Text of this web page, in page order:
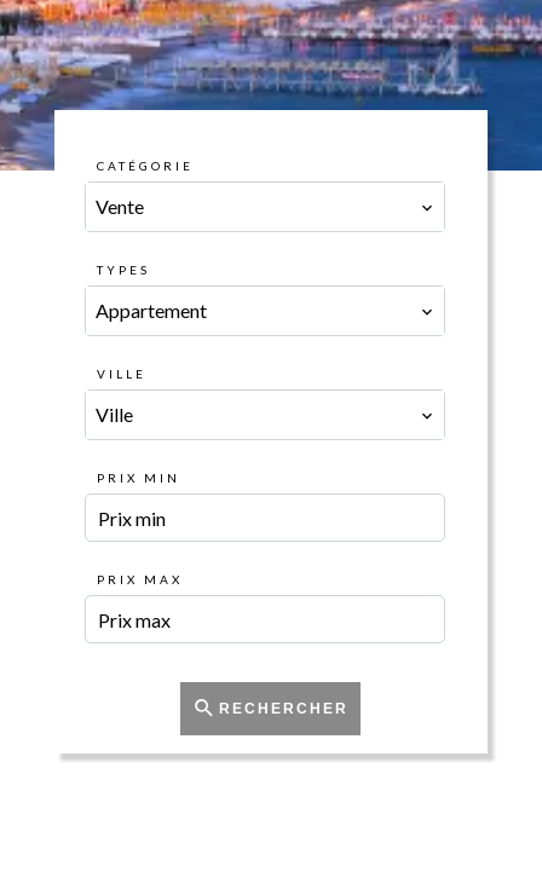
CATÉGORIE
Vente
TYPES
Appartement
VILLE
Ville
PRIX MIN
PRIX MAX
RECHERCHER